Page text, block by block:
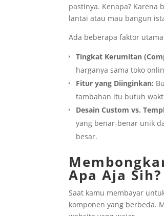
pastinya. Kenapa? Karena
lantai atau mau bangun
Ada beberapa faktor
Tingkat Kerumitan
harganya sama toko
Fitur yang Diinginkan:
tambahan itu butuh
Desain Custom vs.
yang benar-benar unik
besar.
Apa Aja Sih?
Saat kamu membayar
komponen yang berbeda.